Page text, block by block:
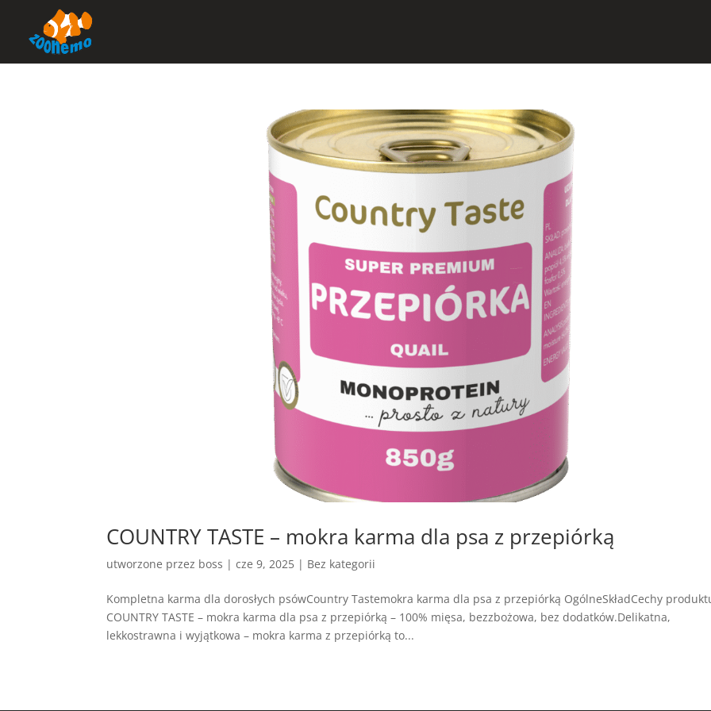
COUNTRY TASTE – mokra karma dla psa z przepiórką
utworzone przez boss |cze 9, 2025 | Bez kategorii
Kompletna karma dla dorosłych psówCountry Tastemokra karma dla psa z przepiórką OgólneSkładCechy
COUNTRY TASTE – mokra karma dla psa z przepiórką – 100% mięsa, bezzbożowa, bez dodatków.Delikatna,
lekkostrawna i wyjątkowa – mokra karma z przepiórką to...